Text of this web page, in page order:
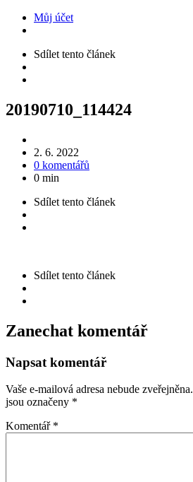
Můj účet
Sdílet tento článek
20190710_114424
2. 6. 2022
0 komentářů
0 min
Sdílet tento článek
Sdílet tento článek
Zanechat komentář
Napsat komentář
Vaše e-mailová adresa nebude zveřejněna.
jsou označeny *
Komentář *